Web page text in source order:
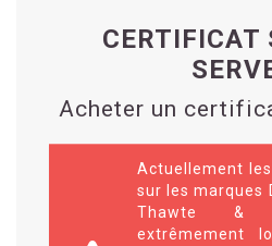
CERTIFICAT
Acheter un
Actuellement
sur les marques
Thawte &
extrêmement